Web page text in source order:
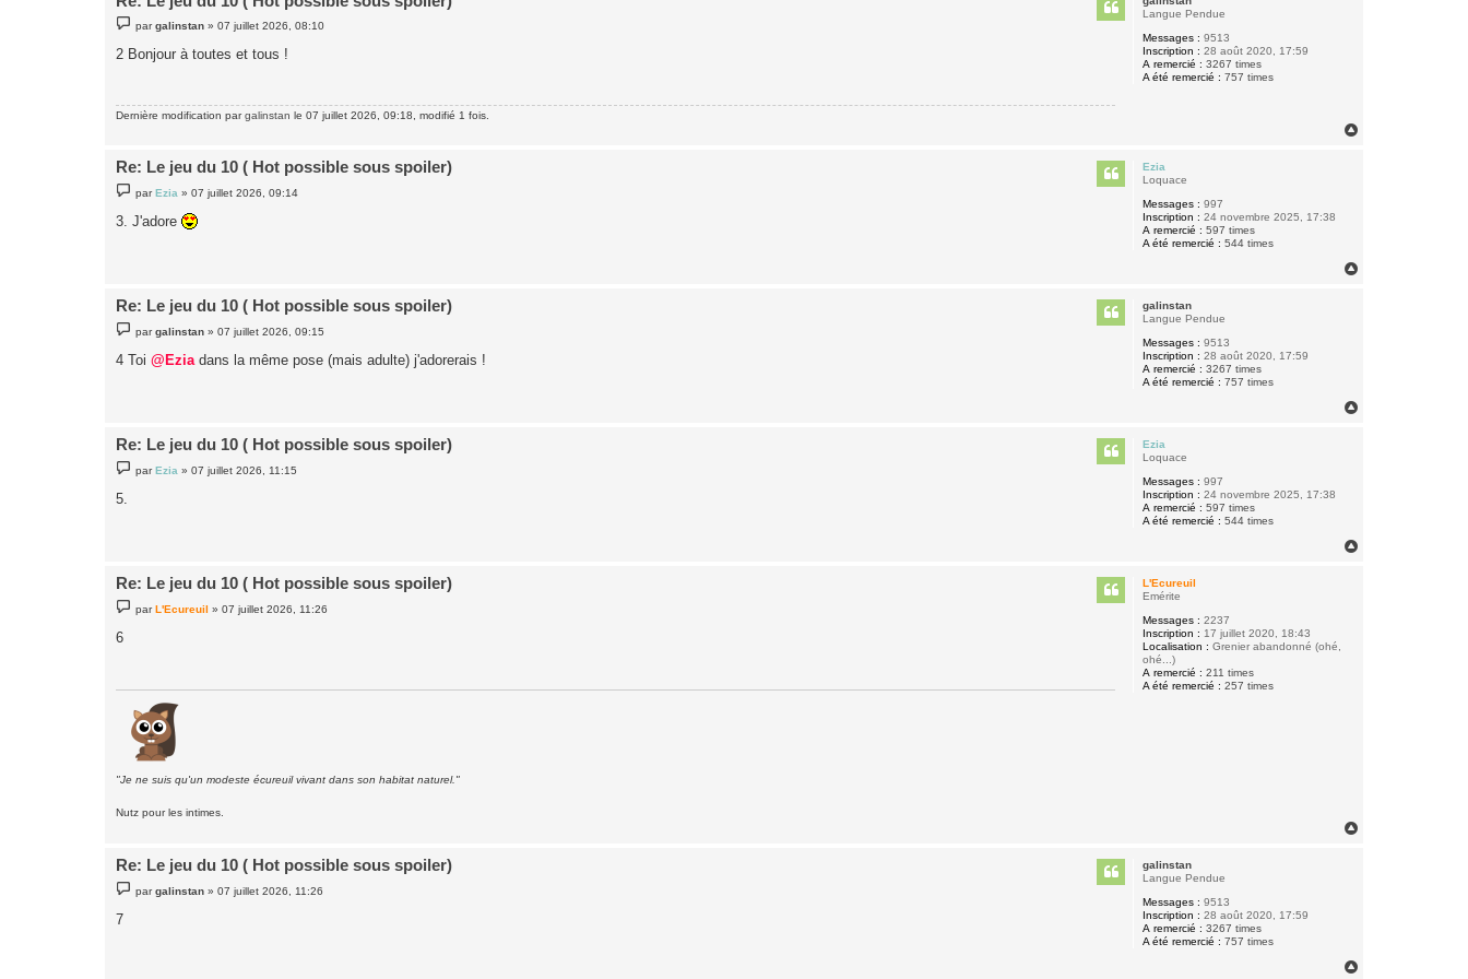
Langue Pendue
Messages : 9513
Inscription : 28 août 2020, 17:59
A remercié : 3267 times
A été remercié : 757 times
e
s
s
pargalinstan »07 juillet 2026, 08:10
2 Bonjour à toutes et tous !
Dernière modification pargalinstan le 07 juillet 2026, 09:18, modifié 1 fois.
Ezia
Loquace
Messages : 997
Inscription : 24 novembre 2025, 17:38
A remercié : 597 times
A été remercié : 544 times
Re: Le jeu du 10 ( Hot possible sous spoiler)
e
s
s
parEzia »07 juillet 2026, 09:14
3. J'adore
galinstan
Langue Pendue
Messages : 9513
Inscription : 28 août 2020, 17:59
A remercié : 3267 times
A été remercié : 757 times
Re: Le jeu du 10 ( Hot possible sous spoiler)
e
s
s
pargalinstan »07 juillet 2026, 09:15
4 Toi @Ezia dans la même pose (mais adulte) j'adorerais !
Ezia
Loquace
Messages : 997
Inscription : 24 novembre 2025, 17:38
A remercié : 597 times
A été remercié : 544 times
Re: Le jeu du 10 ( Hot possible sous spoiler)
e
parEzia »07 juillet 2026, 11:15
5.
L'Ecureuil
Emérite
Messages : 2237
Inscription : 17 juillet 2020, 18:43
Localisation : Grenier abandonné (ohé,
ohé...)
A remercié : 211 times
A été remercié : 257 times
Re: Le jeu du 10 ( Hot possible sous spoiler)
e
parL'Ecureuil »07 juillet 2026, 11:26
6
"Je ne suis qu'un modeste écureuil vivant dans son habitat naturel."
Nutz pour les intimes.
galinstan
Langue Pendue
Messages : 9513
Inscription : 28 août 2020, 17:59
A remercié : 3267 times
A été remercié : 757 times
Re: Le jeu du 10 ( Hot possible sous spoiler)
e
pargalinstan »07 juillet 2026, 11:26
7